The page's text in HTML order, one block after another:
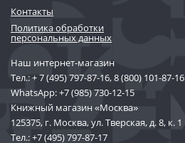
Контакты
Политика обработки
персональных данных
Наш интернет-магазин
Тел.:+ 7 (495) 797-87-16,8 (800) 101-87-16
WhatsApp:+7 (985) 730-12-15
Книжный магазин «Москва»
125375, г. Москва, ул. Тверская, д. 8, к. 1
Тел.:+7 (495) 797-87-17